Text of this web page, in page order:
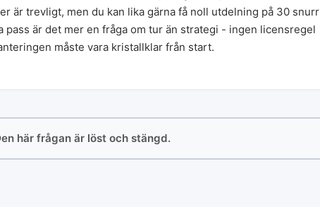
är trevligt, men du kan lika gärna få noll utdelning på 30 snurr
pass är det mer en fråga om tur än strategi - ingen licensregel
måste vara kristallklar från start.
här frågan är löst och stängd.